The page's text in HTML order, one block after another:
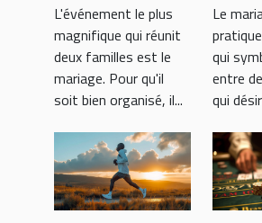
mariage ?
L'événement le plus
magnifique qui réunit
deux familles est le
mariage. Pour qu'il
soit bien organisé, il...
Le
qui
entre
qui